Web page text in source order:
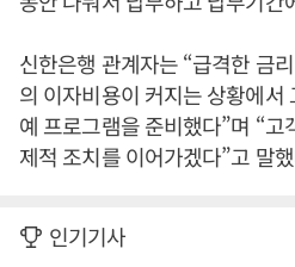
신한은행 관계자는 “급격한 금
의 이자비용이 커지는 상황에서
예 프로그램을 준비했다”며 “
제적 조치를 이어가겠다”고 말
인기기사